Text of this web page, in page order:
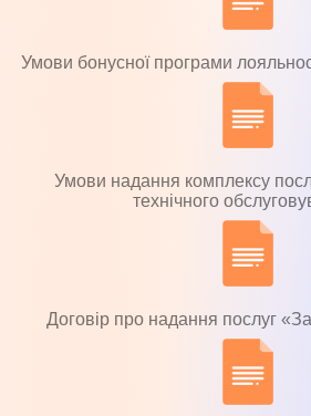
Умови бонусної програми
Умови надання комплексу
технічного
Договір про надання послуг